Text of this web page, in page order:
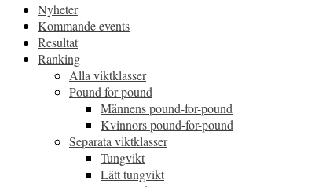
Nyheter
Kommande events
Resultat
Ranking
Alla viktklasser
Pound for pound
Männens pound-for-pound
Kvinnors pound-for-pound
Separata viktklasser
Tungvikt
Lätt tungvikt